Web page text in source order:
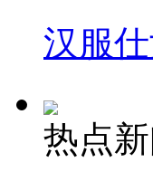
汉服
热点